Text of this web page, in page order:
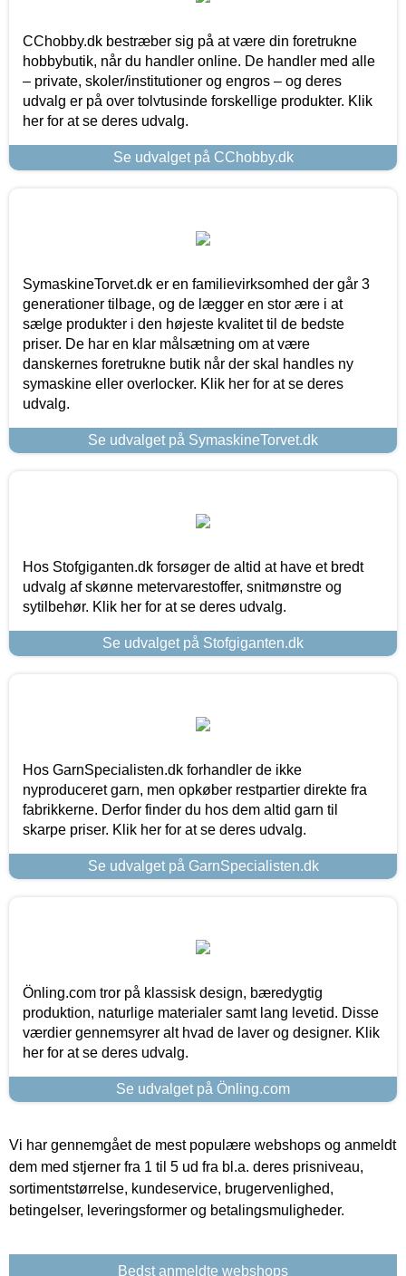
CChobby.dk bestræber sig på at være din foretrukne
hobbybutik, når du handler online. De handler med alle
– private, skoler/institutioner og engros – og deres
udvalg er på over tolvtusinde forskellige produkter. Klik
her for at se deres udvalg.
Se udvalget på CChobby.dk
SymaskineTorvet.dk er en familievirksomhed der går 3
generationer tilbage, og de lægger en stor ære i at
sælge produkter i den højeste kvalitet til de bedste
priser. De har en klar målsætning om at være
danskernes foretrukne butik når der skal handles ny
symaskine eller overlocker. Klik her for at se deres
udvalg.
Se udvalget på SymaskineTorvet.dk
Hos Stofgiganten.dk forsøger de altid at have et bredt
udvalg af skønne metervarestoffer, snitmønstre og
sytilbehør. Klik her for at se deres udvalg.
Se udvalget på Stofgiganten.dk
Hos GarnSpecialisten.dk forhandler de ikke
nyproduceret garn, men opkøber restpartier direkte fra
fabrikkerne. Derfor finder du hos dem altid garn til
skarpe priser. Klik her for at se deres udvalg.
Se udvalget på GarnSpecialisten.dk
Önling.com tror på klassisk design, bæredygtig
produktion, naturlige materialer samt lang levetid. Disse
værdier gennemsyrer alt hvad de laver og designer. Klik
her for at se deres udvalg.
Se udvalget på Önling.com
Vi har gennemgået de mest populære webshops og anmeldt
dem med stjerner fra 1 til 5 ud fra bl.a. deres prisniveau,
sortimentstørrelse, kundeservice, brugervenlighed,
betingelser, leveringsformer og betalingsmuligheder.
Bedst anmeldte webshops